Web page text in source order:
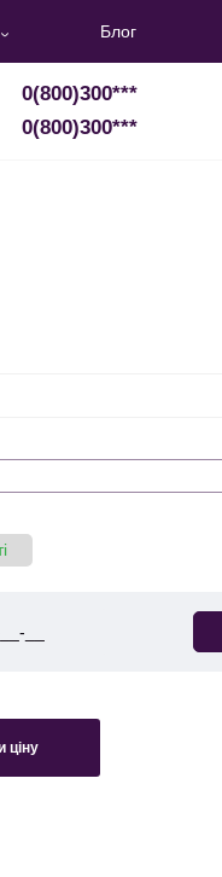
Блог
0(800)300***
0(800)300***
ціну